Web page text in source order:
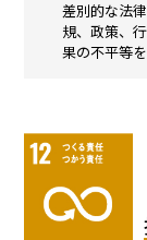
差別的な法
規、政策、
果の不平等